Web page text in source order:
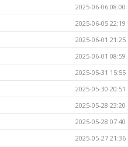
2025-06-06 08:00
2025-06-05 22:19
2025-06-01 21:25
2025-06-01 08:59
2025-05-31 15:55
2025-05-30 20:51
2025-05-28 23:20
2025-05-28 07:40
2025-05-27 21:36